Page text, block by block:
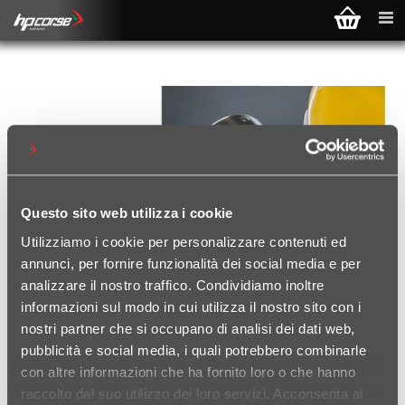
Questo sito web utilizza i cookie
Utilizziamo i cookie per personalizzare contenuti ed
annunci, per fornire funzionalità dei social media e per
analizzare il nostro traffico. Condividiamo inoltre
informazioni sul modo in cui utilizza il nostro sito con i
nostri partner che si occupano di analisi dei dati web,
pubblicità e social media, i quali potrebbero combinarle
con altre informazioni che ha fornito loro o che hanno
raccolto dal suo utilizzo dei loro servizi. Acconsenta ai
SPECIAL PARTS CATALOGUE